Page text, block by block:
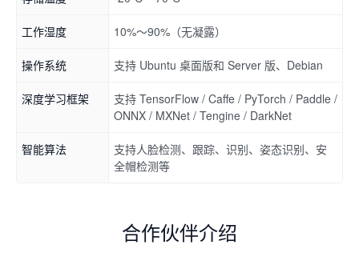
工作湿度 10%～90%（无凝露）
操作系统 支持 Ubuntu 桌面版和 Server 版、Debian
深度学习框架
支持 TensorFlow / Caffe / PyTorch / Paddle /
ONNX / MXNet / Tengine / DarkNet
智能算法
支持人脸检测、跟踪、识别、姿态识别、安
全帽检测等
合作伙伴介绍